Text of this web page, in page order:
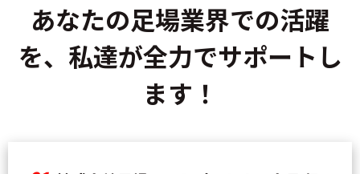
あなたの足場業界での活躍
を、 私達が全力でサポートし
ます！